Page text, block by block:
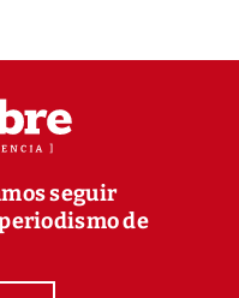
seguir
de